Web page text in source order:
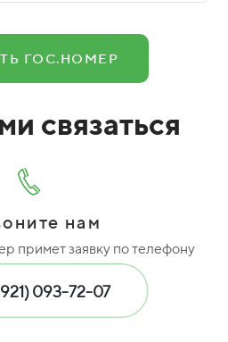
ГОС.НОМЕР
связаться
нам
примет заявку по телефону
093-72-07